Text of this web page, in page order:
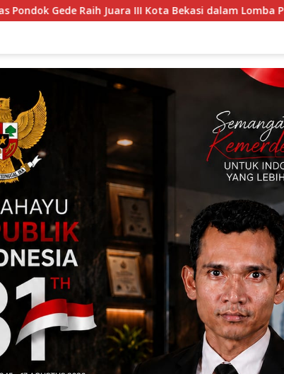
Bekasi dalam Lomba Peraturan Baris-Berbaris.